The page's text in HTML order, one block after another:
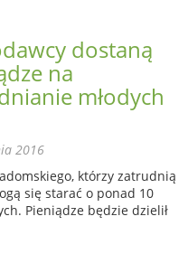
dostaną
na
młodych
2016
którzy zatrudnią
się starać o ponad 10
Pieniądze będzie dzielił